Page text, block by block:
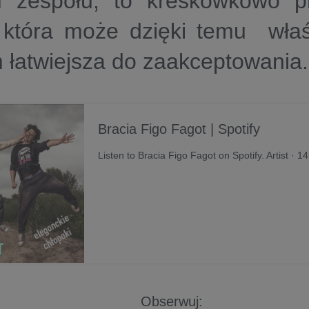
może dzięki temu
łatwiejsza do
Bracia Figo Fagot | Spotify
Listen to Bracia Figo Fagot on Spotify. Artist ·
Obserwuj: